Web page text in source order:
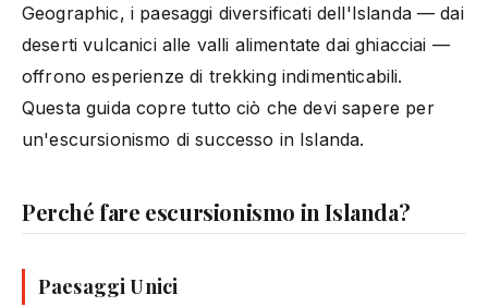
Geographic, i paesaggi diversificati dell'Islanda — dai
deserti vulcanici alle valli alimentate dai ghiacciai —
offrono esperienze di trekking indimenticabili.
Questa guida copre tutto ciò che devi sapere per
un'escursionismo di successo in Islanda.
Perché fare escursionismo in Islanda?
Paesaggi Unici